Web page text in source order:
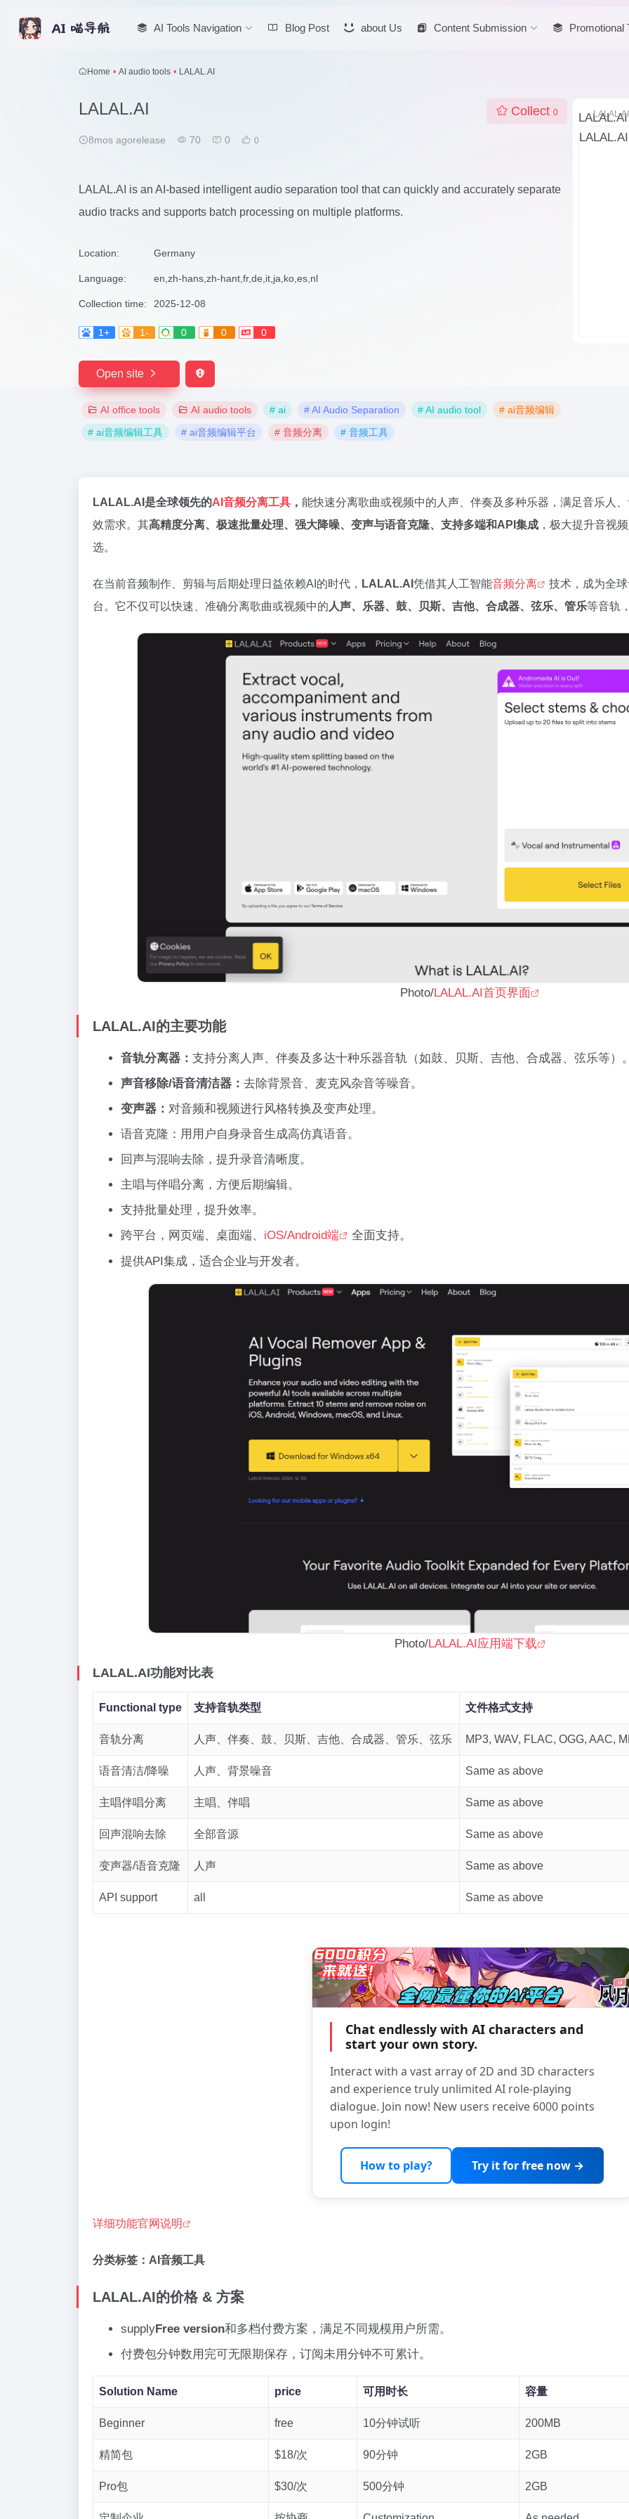
AI Tools Navigation Blog Post about Us Content Submission Promotional
Home • AI audio tools • LALAL.AI
LALAL.AI
8mos agorelease 70 0 0
Collect 0
LALAL.AI is an AI-based intelligent audio separation tool that can quickly and accurately separate
audio tracks and supports batch processing on multiple platforms.
Location: Germany
Language: en,zh-hans,zh-hant,fr,de,it,ja,ko,es,nl
Collection time: 2025-12-08
1+ 1- 0 0 0
Open site
AI office tools AI audio tools # ai # AI Audio Separation # AI audio tool
# ai音频编辑
# ai音频编辑工具
# ai音频编辑平台 # 音频分离 # 音频工具
LALAL.AI
LALAL.AI是全球领先的AI音频分离工具 ， 能快速分离歌曲或视频中的人声、伴奏及多种乐器，满足音乐人
效需求。其高精度分离、极速批量处理、强大降噪、变声与语音克隆、支持多端和API集成 ，极大提升音视
选。
在当前音频制作、剪辑与后期处理日益依赖AI的时代， LALAL.AI 凭借其人工智能音频分离
技术，成为全
台。它不仅可以快速、准确分离歌曲或视频中的 人声、乐器、鼓、贝斯、吉他、合成器、弦乐、管乐等音轨
Photo/LALAL.AI首页界面
LALAL.AI的主要功能
音轨分离器： 支持分离人声、伴奏及多达十种乐器音轨（如鼓、贝斯、吉他、合成器、弦乐等）
声音移除/语音清洁器： 去除背景音、麦克风杂音等噪音。
变声器： 对音频和视频进行风格转换及变声处理。
语音克隆：用用户自身录音生成高仿真语音。
回声与混响去除，提升录音清晰度。
主唱与伴唱分离，方便后期编辑。
支持批量处理，提升效率。
跨平台，网页端、桌面端、 iOS/Android端
全面支持。
提供API集成，适合企业与开发者。
Photo/LALAL.AI应用端下载
LALAL.AI功能对比表
Functional type 支持音轨类型 文件格式支持
音轨分离 人声、伴奏、鼓、贝斯、吉他、合成器、管乐、弦乐 MP3, WAV, FLAC, OGG, AAC,
语音清洁/降噪 人声、背景噪音 Same as above
主唱伴唱分离 主唱、伴唱 Same as above
回声混响去除 全部音源 Same as above
变声器/语音克隆 人声 Same as above
API support all Same as above
Chat endlessly with AI characters and
start your own story.
Interact with a vast array of 2D and 3D characters
and experience truly unlimited AI role-playing
dialogue. Join now! New users receive 6000 points
upon login!
How to play? Try it for free now →
详细功能官网说明
分类标签：AI音频工具
LALAL.AI的价格 & 方案
supplyFree version和多档付费方案，满足不同规模用户所需。
付费包分钟数用完可无限期保存，订阅未用分钟不可累计。
Solution Name price 可用时长 容量
Beginner free 10分钟试听 200MB
精简包 $18/次 90分钟 2GB
Pro包 $30/次 500分钟 2GB